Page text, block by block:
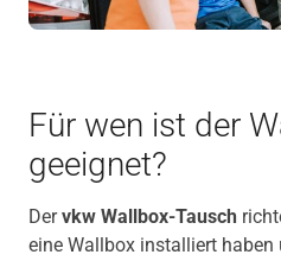
Für wen ist der
geeignet?
Dervkw Wallbox-Tausch
eine Wallbox installiert haben